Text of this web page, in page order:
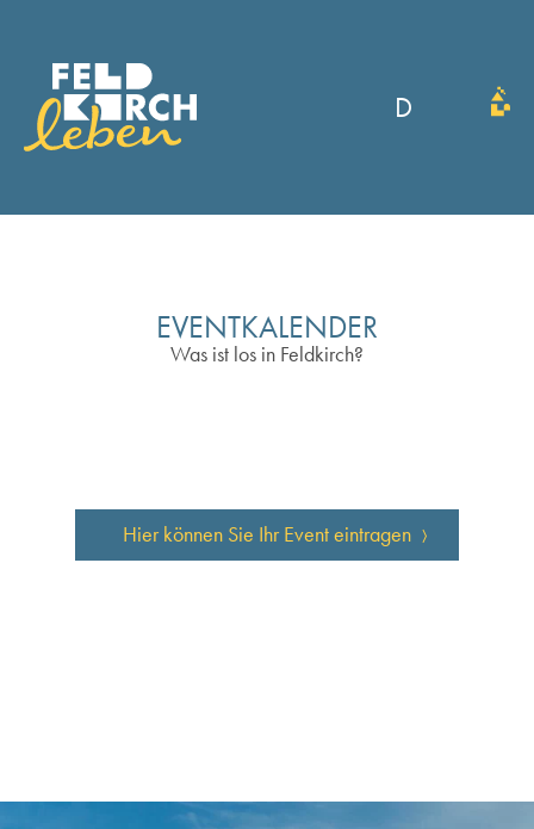
D
EVENTKALENDER
Was ist los in Feldkirch?
Hier können Sie Ihr Event eintragen